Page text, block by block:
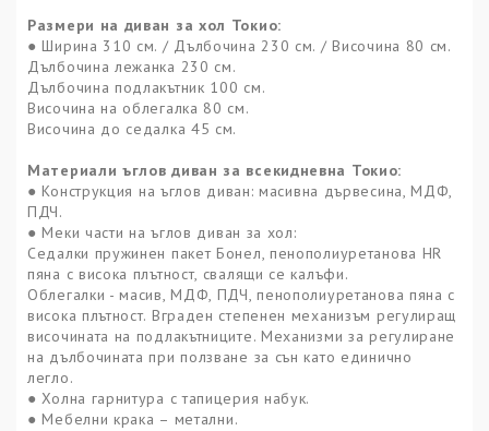
Размери на диван за хол Токио:
● Ширина 310 см. / Дълбочина 230 см. / Височина 80 см.
Дълбочина лежанка 230 см.
Дълбочина подлакътник 100 см.
Височина на облегалка 80 см.
Височина до седалка 45 см.
Материали ъглов диван за всекидневна Токио:
●Конструкция на ъглов диван:масивна дървесина, МДФ,
ПДЧ.
●Меки части на ъглов диван за хол:
Седалки пружинен пакет Бонел, пенополиуретанова HR
пяна с висока плътност, свалящи се калъфи.
Облегалки - масив, МДФ, ПДЧ, пенополиуретанова пяна с
висока плътност. Вграден степенен механизъм регулиращ
височината на подлакътниците. Механизми за регулиране
на дълбочината при ползване за сън като единично
легло.
● Холна гарнитура с тапицерия набук.
●Мебелни крака – метални.